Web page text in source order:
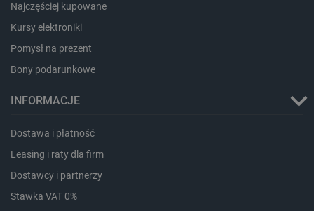
Najczęściej kupowane
Kursy elektroniki
Pomysł na prezent
Bony podarunkowe
INFORMACJE
Dostawa i płatność
Leasing i raty dla firm
Dostawcy i partnerzy
Stawka VAT 0%